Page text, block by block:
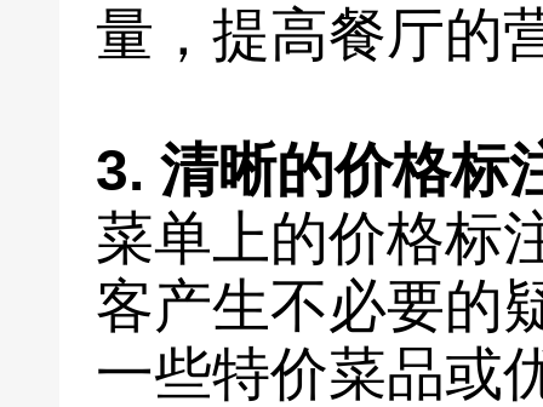
量，提高餐厅的
3. 清晰的价格标
菜单上的价格标
客产生不必要的
一些特价菜品或